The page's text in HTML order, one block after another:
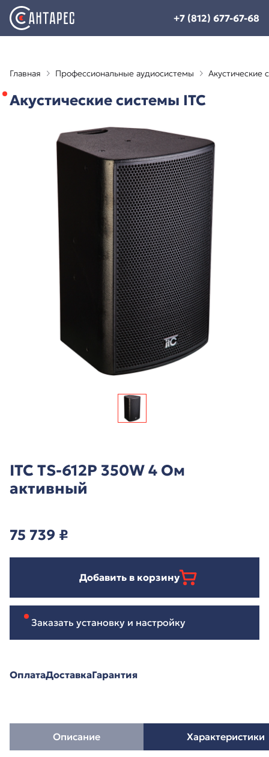
+7 (812) 677-67-68
Главная Профессиональные аудиосистемы Акустические
Акустические системы ITC
ITC TS-612P 350W 4 Ом
активный
75 739 ₽
Добавить в корзину
Заказать установку и настройку
ОплатаДоставкаГарантия
Описание Характеристики